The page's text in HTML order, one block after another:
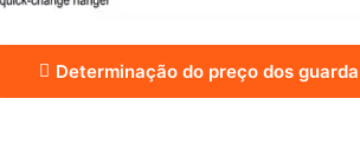
Determinação do preço dos